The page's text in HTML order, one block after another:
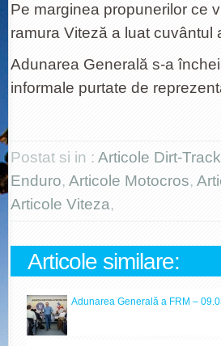
Pe marginea propunerilor ce
ramura Viteză a luat
Adunarea Generală s-a
informale purtate de
Postat si in : Articole Dirt-Track
Enduro, Articole Motocros,
Articole Viteza,
Articole similare:
Adunarea Generală a FRM –